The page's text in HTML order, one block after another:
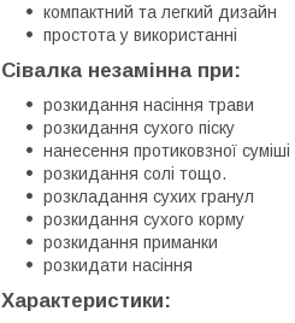
компактний та легкий дизайн
простота у використанні
Сівалка незамінна при:
розкидання насіння трави
розкидання сухого піску
нанесення протиковзної суміші
розкидання солі тощо.
розкладання сухих гранул
розкидання сухого корму
розкидання приманки
розкидати насіння
Характеристики: